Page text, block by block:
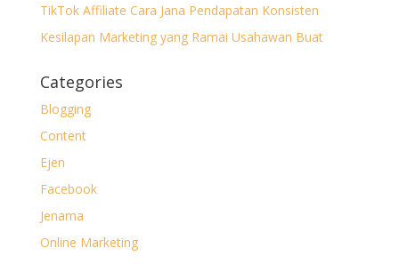
TikTok Affiliate Cara Jana Pendapatan Konsisten
Kesilapan Marketing yang Ramai Usahawan Buat
Categories
Blogging
Content
Ejen
Facebook
Jenama
Online Marketing